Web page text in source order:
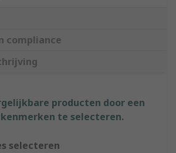
compliance
producten door een
te selecteren.
selecteren